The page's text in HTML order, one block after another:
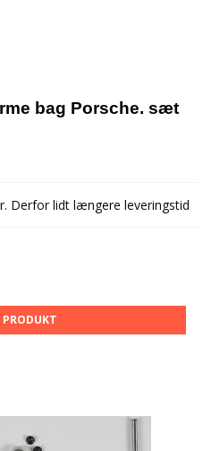
bag Porsche. sæt
Derfor lidt længere leveringstid
PRODUKT